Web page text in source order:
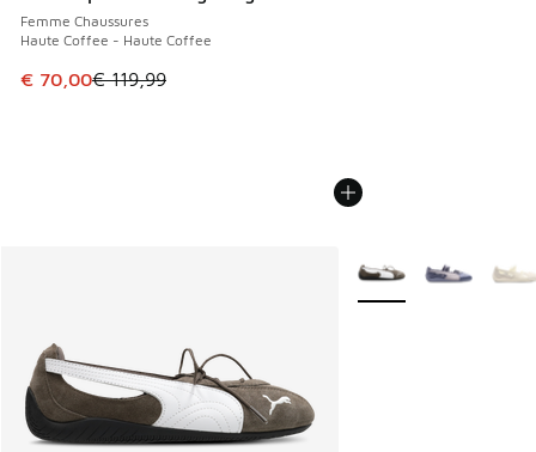
Femme Chaussures
Haute Coffee - Haute Coffee
Cet article est en promotion. Prix en baisse de € 119,99 à
€ 70,00€ 119,99
Plus de couleurs